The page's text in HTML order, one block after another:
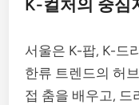
K-컬처의 중심
서울은 K-팝, K-드
한류 트렌드의 허
접 춤을 배우고, 드